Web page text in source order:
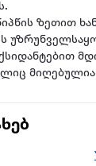
ზეთით
მიღებულია
და